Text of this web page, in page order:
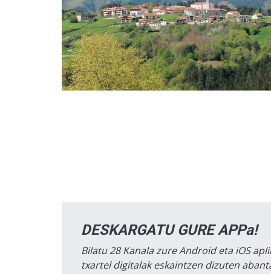
DESKARGATU GURE APPa!
Bilatu 28 Kanala zure Android eta iOS
txartel digitalak eskaintzen dizuten